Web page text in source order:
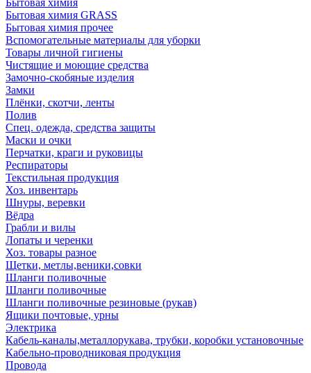
Бытовая химия
Бытовая химия GRASS
Бытовая химия прочее
Вспомогательные материалы для уборки
Товары личной гигиены
Чистящие и моющие средства
Замочно-скобяные изделия
Замки
Плёнки, скотчи, ленты
Полив
Спец. одежда, средства защиты
Маски и очки
Перчатки, краги и руковицы
Респираторы
Текстильная продукция
Хоз. инвентарь
Шнуры, веревки
Вёдра
Грабли и вилы
Лопаты и черенки
Хоз. товары разное
Щетки, метлы,веники,совки
Шланги поливочные
Шланги поливочные
Шланги поливочные резиновые (рукав)
Ящики почтовые, урны
Электрика
Кабель-каналы,металлорукава, трубки, коробки установочные
Кабельно-проводниковая продукция
Провода